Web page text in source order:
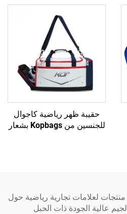
القدم وكرة السلة
حقيبة ظهر رياضية كاجوال
للجنسين من Kopbags بشعار
توفر شركة KOP SPORTS منتجات لعلامات تجارية رياضية حول
عالية الجودة ذات الحبل